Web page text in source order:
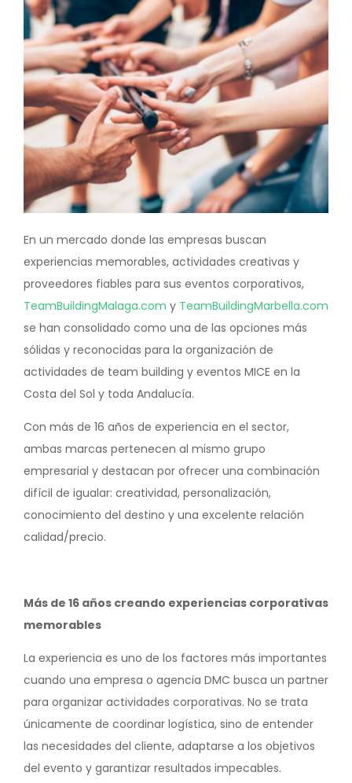
En un mercado donde las empresas buscan
experiencias memorables, actividades creativas y
proveedores fiables para sus eventos corporativos,
TeamBuildingMalaga.com y TeamBuildingMarbella.com
se han consolidado como una de las opciones más
sólidas y reconocidas para la organización de
actividades de team building y eventos MICE en la
Costa del Sol y toda Andalucía.
Con más de 16 años de experiencia en el sector,
ambas marcas pertenecen al mismo grupo
empresarial y destacan por ofrecer una combinación
difícil de igualar: creatividad, personalización,
conocimiento del destino y una excelente relación
calidad/precio.
Más de 16 años creando experiencias corporativas
memorables
La experiencia es uno de los factores más importantes
cuando una empresa o agencia DMC busca un partner
para organizar actividades corporativas. No se trata
únicamente de coordinar logística, sino de entender
las necesidades del cliente, adaptarse a los objetivos
del evento y garantizar resultados impecables.